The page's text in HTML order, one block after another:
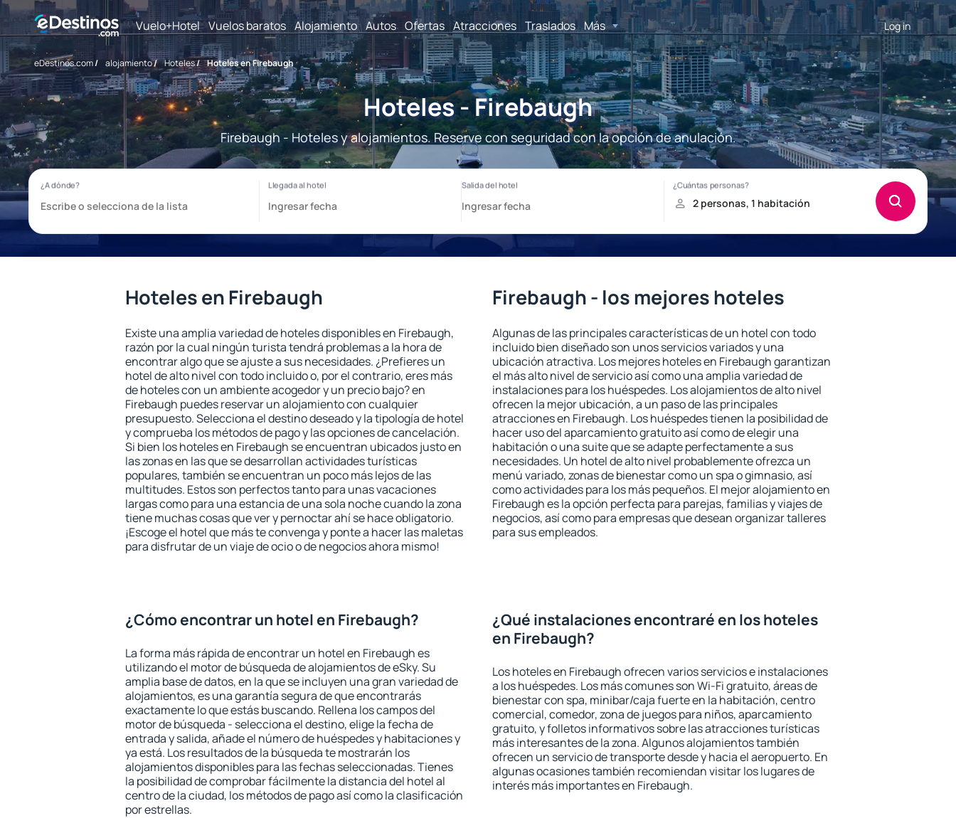
Vuelo+Hotel Vuelos baratos Alojamiento Autos Ofertas Atracciones Traslados Más Log in
eDestinos.com/ alojamiento/ Hoteles/ Hoteles en Firebaugh
Hoteles - Firebaugh
Firebaugh - Hoteles y alojamientos. Reserve con seguridad con la opción de anulación.
Hoteles en Firebaugh
Existe una amplia variedad de hoteles disponibles en Firebaugh,
razón por la cual ningún turista tendrá problemas a la hora de
encontrar algo que se ajuste a sus necesidades. ¿Prefieres un
hotel de alto nivel con todo incluido o, por el contrario, eres más
de hoteles con un ambiente acogedor y un precio bajo? en
Firebaugh puedes reservar un alojamiento con cualquier
presupuesto. Selecciona el destino deseado y la tipología de hotel
y comprueba los métodos de pago y las opciones de cancelación.
Si bien los hoteles en Firebaugh se encuentran ubicados justo en
las zonas en las que se desarrollan actividades turísticas
populares, también se encuentran un poco más lejos de las
multitudes. Estos son perfectos tanto para unas vacaciones
largas como para una estancia de una sola noche cuando la zona
tiene muchas cosas que ver y pernoctar ahí se hace obligatorio.
¡Escoge el hotel que más te convenga y ponte a hacer las maletas
para disfrutar de un viaje de ocio o de negocios ahora mismo!
Firebaugh - los mejores hoteles
Algunas de las principales características de un hotel con todo
incluido bien diseñado son unos servicios variados y una
ubicación atractiva. Los mejores hoteles en Firebaugh garantizan
el más alto nivel de servicio así como una amplia variedad de
instalaciones para los huéspedes. Los alojamientos de alto nivel
ofrecen la mejor ubicación, a un paso de las principales
atracciones en Firebaugh. Los huéspedes tienen la posibilidad de
hacer uso del aparcamiento gratuito así como de elegir una
habitación o una suite que se adapte perfectamente a sus
necesidades. Un hotel de alto nivel probablemente ofrezca un
menú variado, zonas de bienestar como un spa o gimnasio, así
como actividades para los más pequeños. El mejor alojamiento en
Firebaugh es la opción perfecta para parejas, familias y viajes de
negocios, así como para empresas que desean organizar talleres
para sus empleados.
¿Cómo encontrar un hotel en Firebaugh?
La forma más rápida de encontrar un hotel en Firebaugh es
utilizando el motor de búsqueda de alojamientos de eSky. Su
amplia base de datos, en la que se incluyen una gran variedad de
alojamientos, es una garantía segura de que encontrarás
exactamente lo que estás buscando. Rellena los campos del
motor de búsqueda - selecciona el destino, elige la fecha de
entrada y salida, añade el número de huéspedes y habitaciones y
ya está. Los resultados de la búsqueda te mostrarán los
alojamientos disponibles para las fechas seleccionadas. Tienes
la posibilidad de comprobar fácilmente la distancia del hotel al
centro de la ciudad, los métodos de pago así como la clasificación
por estrellas.
¿Qué instalaciones encontraré en los hoteles
en Firebaugh?
Los hoteles en Firebaugh ofrecen varios servicios e instalaciones
a los huéspedes. Los más comunes son Wi-Fi gratuito, áreas de
bienestar con spa, minibar/caja fuerte en la habitación, centro
comercial, comedor, zona de juegos para niños, aparcamiento
gratuito, y folletos informativos sobre las atracciones turísticas
más interesantes de la zona. Algunos alojamientos también
ofrecen un servicio de transporte desde y hacia el aeropuerto. En
algunas ocasiones también recomiendan visitar los lugares de
interés más importantes en Firebaugh.